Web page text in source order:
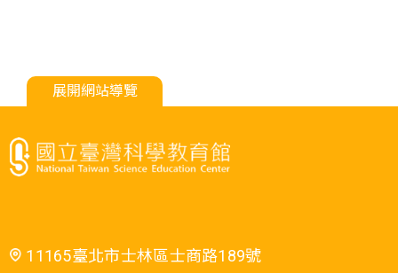
展開網站導覽
11165臺北市士林區士商路189號